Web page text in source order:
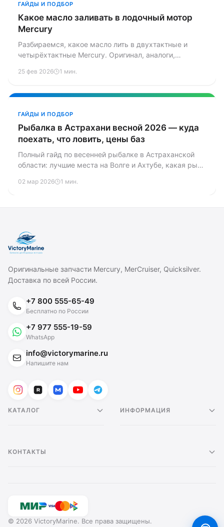
ГАЙДЫ И ПОДБОР
Какое масло заливать в лодочный мотор
Mercury
Разбираемся, какое масло лить в двухтактные и
четырёхтактные Mercury. Оригинал, аналоги,
25 фев 2026 1 мин.
ГАЙДЫ И ПОДБОР
Рыбалка в Астрахани весной 2026 — куда
поехать, что ловить, цены баз
Полный гайд по весенней рыбалке в Астраханской
области: лучшие места на Волге и Ахтубе, какая рыба
взять с собой.
02 мар 2026 1 мин.
Оригинальные запчасти Mercury, MerCruiser, Quicksilver.
Доставка по всей России.
+7 800 555-65-49
Бесплатно по России
+7 977 555-19-59
WhatsApp
info@victorymarine.ru
Напишите нам
КАТАЛОГ ИНФОРМАЦИЯ
КОНТАКТЫ
© 2026 VictoryMarine. Все права защищены.